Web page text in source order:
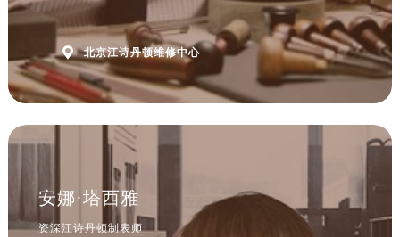
 北京江诗丹顿维修中心
安娜·塔西雅
资深江诗丹顿制表师
是上海江诗丹顿售后服务中心